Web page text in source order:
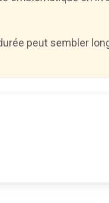
peut sembler